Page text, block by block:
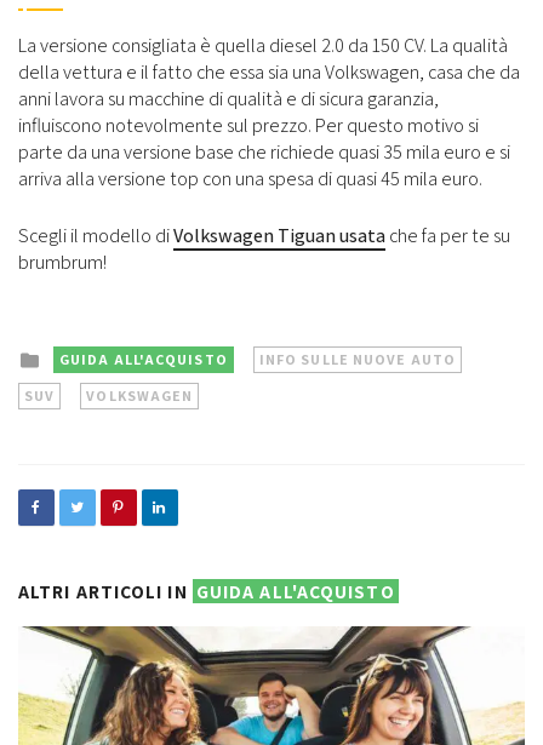
La versione consigliata è quella diesel 2.0 da 150 CV. La qualità
della vettura e il fatto che essa sia una Volkswagen, casa che da
anni lavora su macchine di qualità e di sicura garanzia,
influiscono notevolmente sul prezzo. Per questo motivo si
parte da una versione base che richiede quasi 35 mila euro e si
arriva alla versione top con una spesa di quasi 45 mila euro.
Scegli il modello diVolkswagen Tiguan usatache fa per te su
brumbrum!
Posted
in
GUIDA ALL'ACQUISTO
INFO SULLE NUOVE AUTO
SUV
VOLKSWAGEN
ALTRI ARTICOLI IN GUIDA ALL'ACQUISTO